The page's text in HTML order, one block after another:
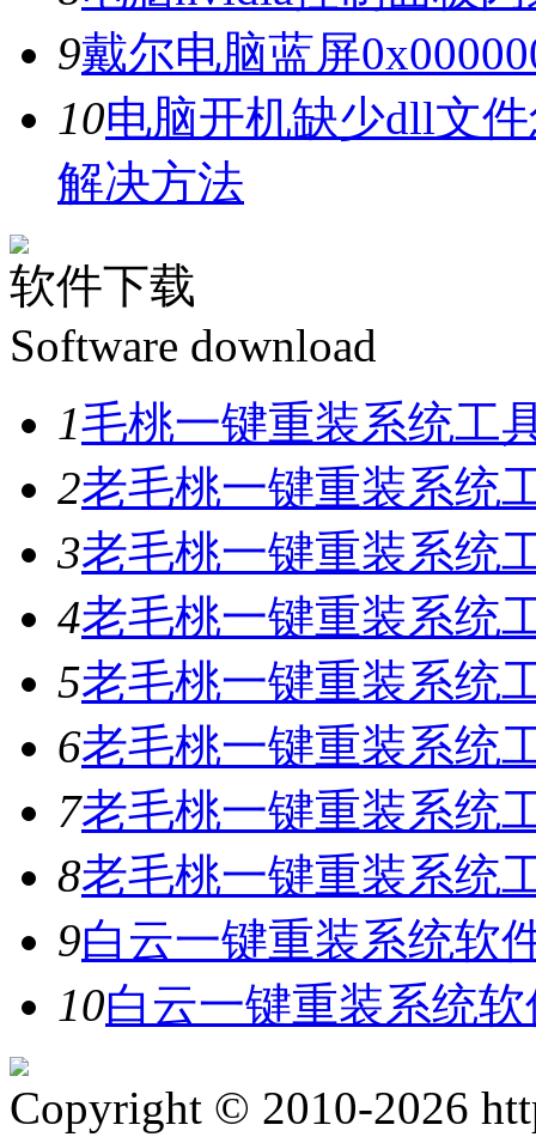
9戴尔电脑蓝屏
10电脑开机缺少dll文
解决方法
软件下载
Software download
1毛桃一键重装系统工
2老毛桃一键重装系统
3老毛桃一键重装系统
4老毛桃一键重装系统
5老毛桃一键重装系统
6老毛桃一键重装系统
7老毛桃一键重装系统
8老毛桃一键重装系统
9白云一键重装系统软
10白云一键重装系统
Copyright © 2010-2026